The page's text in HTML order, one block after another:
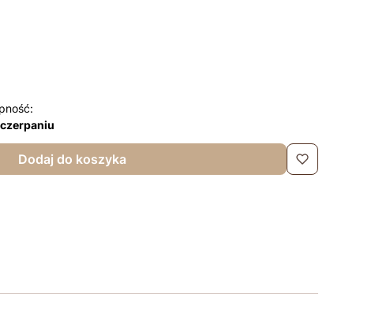
Dodaj do koszyka